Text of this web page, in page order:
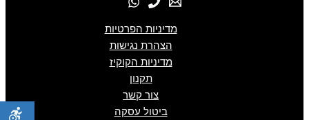
מדיניות הפרטיות
הצהרת נגישות
מדיניות הקוקיז
תקנון
צור קשר
ביטול עסקה